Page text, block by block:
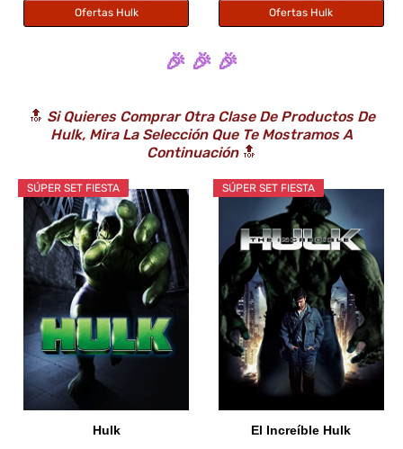
Ofertas Hulk Ofertas Hulk
🎉 🎉 🎉
🔝 Si Quieres Comprar Otra Clase De Productos De
Hulk, Mira La Selección Que Te Mostramos A
Continuación🔝
SÚPER SET FIESTA
Hulk
SÚPER SET FIESTA
El Increíble Hulk